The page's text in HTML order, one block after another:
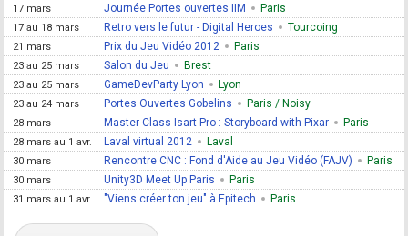
17 mars Journée Portes ouvertes IIM Paris
17 au 18 mars Retro vers le futur - Digital Heroes Tourcoing
21 mars Prix du Jeu Vidéo 2012 Paris
23 au 25 mars Salon du Jeu Brest
23 au 25 mars GameDevParty Lyon Lyon
23 au 24 mars Portes Ouvertes Gobelins Paris / Noisy
28 mars Master Class Isart Pro : Storyboard with Pixar Paris
28 mars au 1 avr. Laval virtual 2012 Laval
30 mars Rencontre CNC : Fond d'Aide au Jeu Vidéo (FAJV) Paris
30 mars Unity3D Meet Up Paris Paris
31 mars au 1 avr. "Viens créer ton jeu" à Epitech Paris